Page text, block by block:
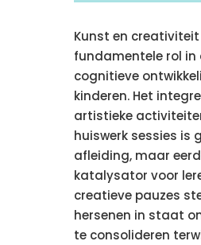
Kunst en creativiteit
fundamentele rol in
cognitieve
kinderen. Het
artistieke
huiswerk sessies is
afleiding, maar
katalysator voor
creatieve pauzes
hersenen in staat
te consolideren